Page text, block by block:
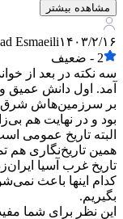
مشاهده بیشتر
Esmaeili۱۴۰۳/۲/۱۶
2
- ضعیف
سه نکته در بعد از
آمد. اول دانش عمیق
بر سرزمین‌هاش شرق
بود و در نهایت هم
البته تاریخ عمومی
همین تاریخ‌نگاری
تاریخ غرب آسیا
کدام اینها باعث
بگیریم.
این نظر برای شما